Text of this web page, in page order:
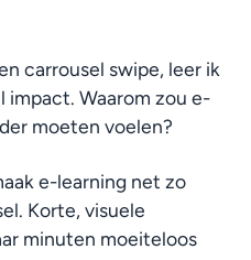
carrousel swipe, leer ik
impact. Waarom zou e-
moeten voelen?
e-learning net zo
Korte, visuele
minuten moeiteloos